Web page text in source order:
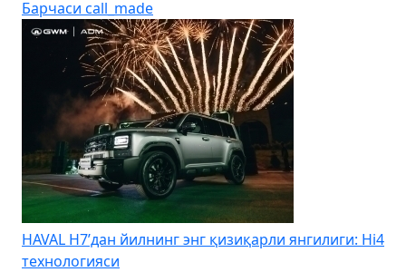
Барчаси call_made
HAVAL H7’дан йилнинг энг қизиқарли янгилиги: Hi4
технологияси